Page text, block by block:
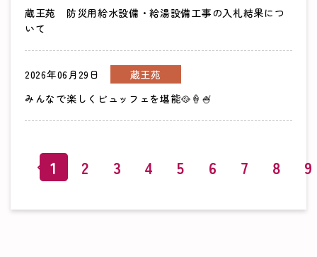
蔵王苑 防災用給水設備・給湯設備工事の入札結果につ
いて
2026年06月29日
蔵王苑
みんなで楽しくビュッフェを堪能🥘🍦🍧
1 2 3 4 5 6 7 8 9